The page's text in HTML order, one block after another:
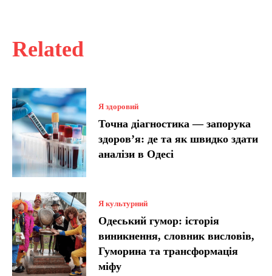
Related
Я здоровий
Точна діагностика — запорука
здоров’я: де та як швидко здати
аналізи в Одесі
Я культурний
Одеський гумор: історія
виникнення, словник висловів,
Гуморина та трансформація
міфу